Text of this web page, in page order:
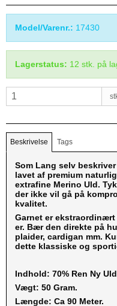
Model/Varenr.: 17430
Lagerstatus: 12 stk. på
Beskrivelse Tags
Som Lang selv
lavet af premium
extrafine Merino Uld.
der ikke vil gå på
kvalitet.
Garnet er
er. Bær den direkte på
plaider, cardigan mm.
dette klassiske og
Indhold: 70% Ren Ny
Vægt: 50 Gram.
Længde: Ca 90 Meter.